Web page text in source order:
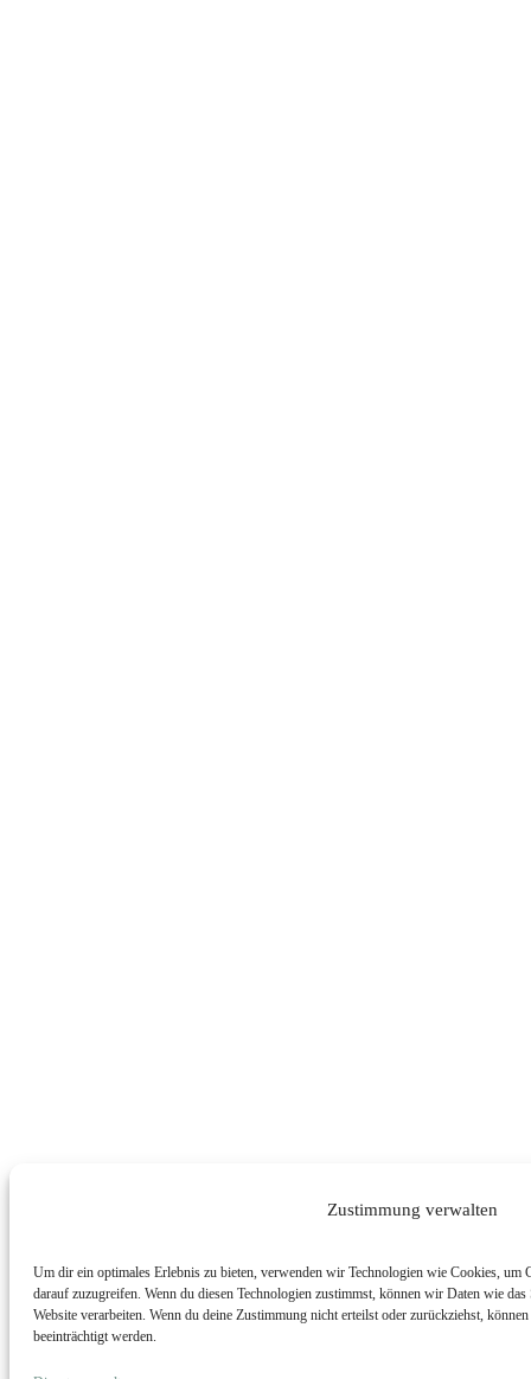
Zustimmung verwalten
Um dir ein optimales Erlebnis zu bieten, verwenden wir Technologien wie Cookies, um
darauf zuzugreifen. Wenn du diesen Technologien zustimmst, können wir Daten wie
Website verarbeiten. Wenn du deine Zustimmung nicht erteilst oder zurückziehst,
beeinträchtigt werden.